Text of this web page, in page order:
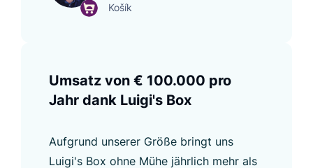
Košík
Umsatz von € 100.000 pro
Jahr dank Luigi's Box
Aufgrund unserer Größe bringt uns
Luigi's Box ohne Mühe jährlich mehr als